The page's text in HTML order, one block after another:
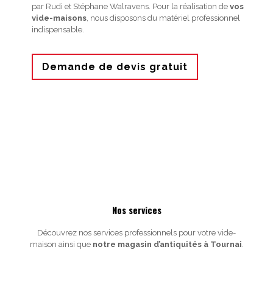
par Rudi et Stéphane Walravens. Pour la réalisation de vos
vide-maisons, nous disposons du matériel professionnel
indispensable.
Demande de devis gratuit
Nos services
Découvrez nos services professionnels pour votre vide-
maison ainsi que notre magasin d’antiquités à Tournai